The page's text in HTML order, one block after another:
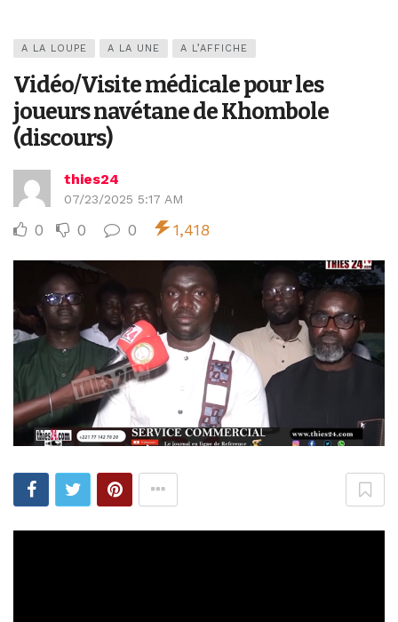
A LA LOUPE A LA UNE A L’AFFICHE
Vidéo/Visite médicale pour les
joueurs navétane de Khombole
(discours)
thies24
07/23/2025 5:17 AM
0 0 0 1,418